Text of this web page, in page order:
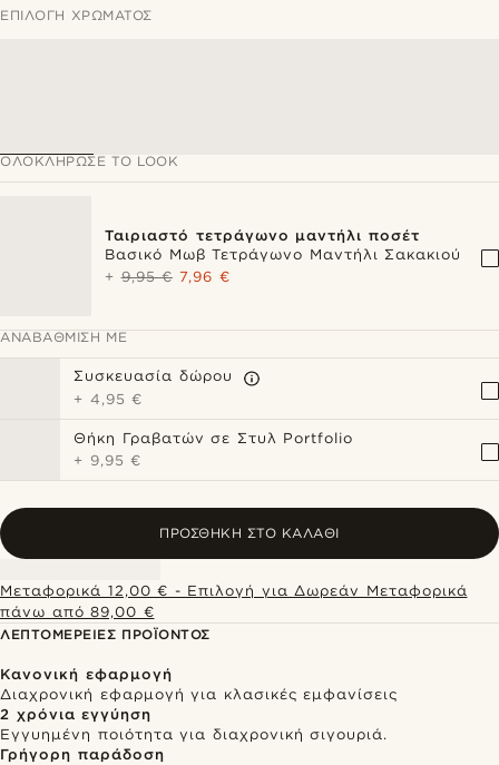
ΕΠΙΛΟΓΉ ΧΡΏΜΑΤΟΣ
ΟΛΟΚΛΉΡΩΣΕ ΤΟ LOOK
Ταιριαστό τετράγωνο μαντήλι ποσέτ
Βασικό Μωβ Τετράγωνο Μαντήλι Σακακιού
+9,95 € 7,96 €
ΑΝΑΒΆΘΜΙΣΗ ΜΕ
Συσκευασία δώρου
+ 4,95 €
Θήκη Γραβατών σε Στυλ Portfolio
+ 9,95 €
ΠΡΟΣΘΉΚΗ ΣΤΟ ΚΑΛΆΘΙ
Μεταφορικά 12,00 € - Επιλογή για Δωρεάν Μεταφορικά
πάνω από 89,00 €
ΛΕΠΤΟΜΈΡΕΙΕΣ ΠΡΟΪΌΝΤΟΣ
Κανονική εφαρμογή
Διαχρονική εφαρμογή για κλασικές εμφανίσεις
2 χρόνια εγγύηση
Εγγυημένη ποιότητα για διαχρονική σιγουριά.
Γρήγορη παράδοση